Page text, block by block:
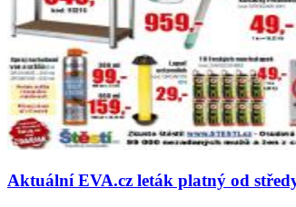
Aktuální EVA.cz leták platný od